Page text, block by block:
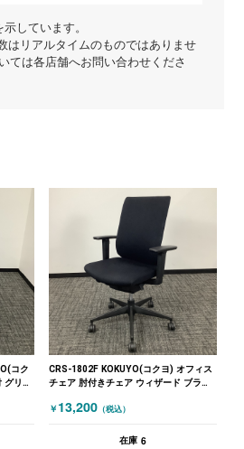
しています。
はリアルタイムのものではありませ
ては各店舗へお問い合わせくださ
コク
リー
CRS-1802F KOKUYO(コクヨ) オフィス
チェア 肘付きチェア ウィザード ブラッ
￥ 13,200 （税込）
在庫 6